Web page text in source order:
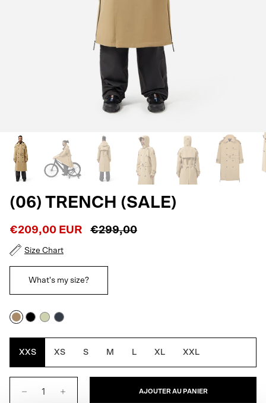
(06) TRENCH (SALE)
€209,00 EUR €299,00
Size Chart
What's my size?
Cartouche
Noir Artichaut
Bleu
XXS XS S M L XL XXL
AJOUTER AU PANIER